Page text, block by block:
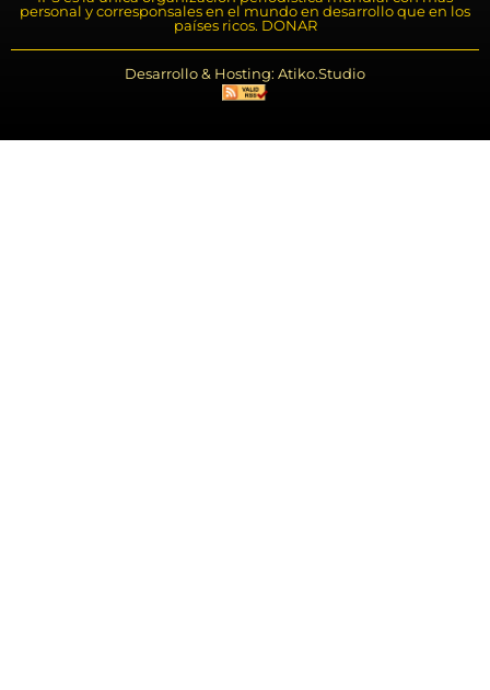
personal y corresponsales en el mundo en desarrollo que en los
países ricos. DONAR
Desarrollo & Hosting: Atiko.Studio